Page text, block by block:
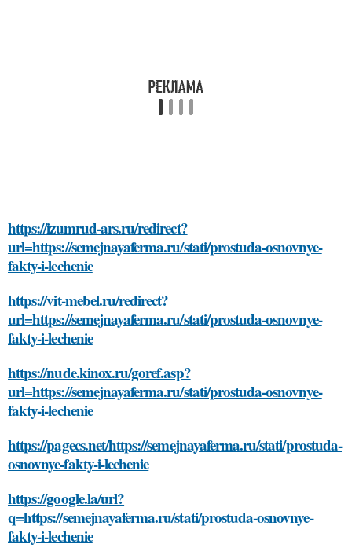
https://izumrud-ars.ru/redirect?
url=https://semejnayaferma.ru/stati/prostuda-osnovnye-
fakty-i-lechenie
https://vit-mebel.ru/redirect?
url=https://semejnayaferma.ru/stati/prostuda-osnovnye-
fakty-i-lechenie
https://nude.kinox.ru/goref.asp?
url=https://semejnayaferma.ru/stati/prostuda-osnovnye-
fakty-i-lechenie
https://pagecs.net/https://semejnayaferma.ru/stati/prostuda-
osnovnye-fakty-i-lechenie
https://google.la/url?
q=https://semejnayaferma.ru/stati/prostuda-osnovnye-
fakty-i-lechenie